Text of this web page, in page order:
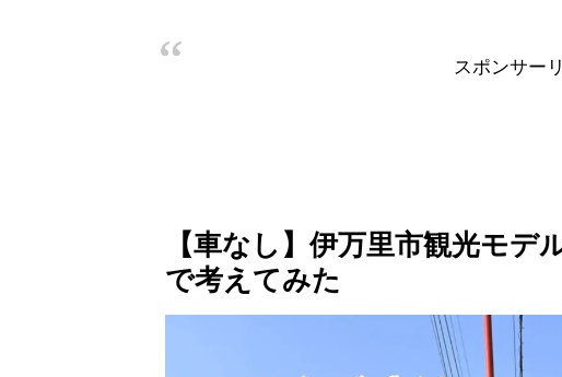
スポンサー
【車なし】伊万里市観光モデ
で考えてみた